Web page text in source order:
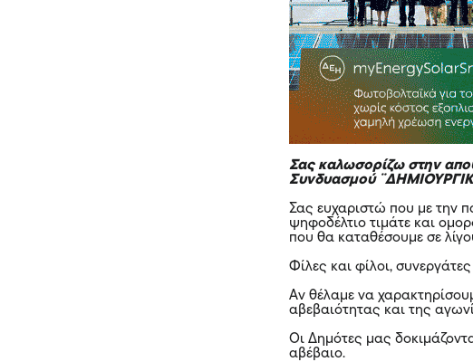
Σας καλωσορίζω στην
Συνδυασμού
Σας ευχαριστώ που με την
ψηφοδέλτιο τιμάτε και
που θα καταθέσουμε σε
Φίλες και φίλοι,
Αν θέλαμε να
αβεβαιότητας και της
Οι Δημότες μας
αβέβαιο.